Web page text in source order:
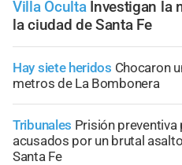
Villa Oculta Investigan la
la ciudad de Santa Fe
Hay siete heridos Chocaron
metros de La Bombonera
Tribunales Prisión
acusados por un brutal
Santa Fe